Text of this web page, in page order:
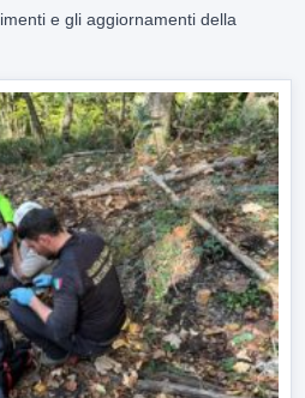
e gli aggiornamenti della